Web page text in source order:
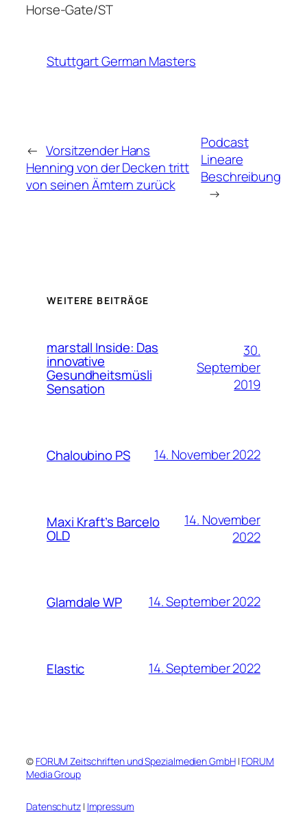
Horse-Gate/ST
Stuttgart German Masters
← Vorsitzender Hans
Henning von der Decken tritt
von seinen Ämtern zurück
Podcast
Lineare
Beschreibung
→
WEITERE BEITRÄGE
marstall Inside: Das
innovative
Gesundheitsmüsli
Sensation
30.
September
2019
Chaloubino PS 14. November 2022
Maxi Kraft’s Barcelo
OLD
14. November
2022
Glamdale WP 14. September 2022
Elastic 14. September 2022
© FORUM Zeitschriften und Spezialmedien GmbH| FORUM
Media Group
Datenschutz| Impressum